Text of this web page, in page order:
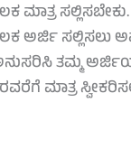
ಮಾತ್ರ
ಅರ್ಜಿ ಸಲ್ಲಿಸಲು
ತಮ್ಮ
ರವರೆಗೆ ಮಾತ್ರ